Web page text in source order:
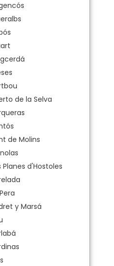
de la Selva
de Molins
d'Hostoles
y Marsá